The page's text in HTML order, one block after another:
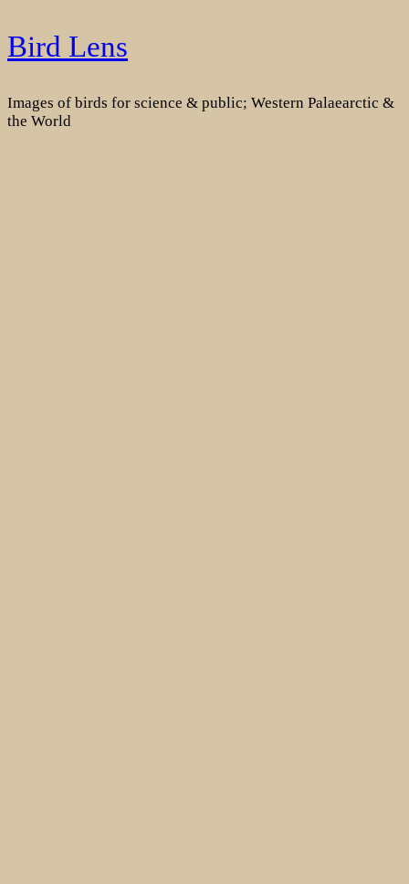
Skip
to
Bird Lens
Images of birds for science & public; Western Palaearctic &
the World